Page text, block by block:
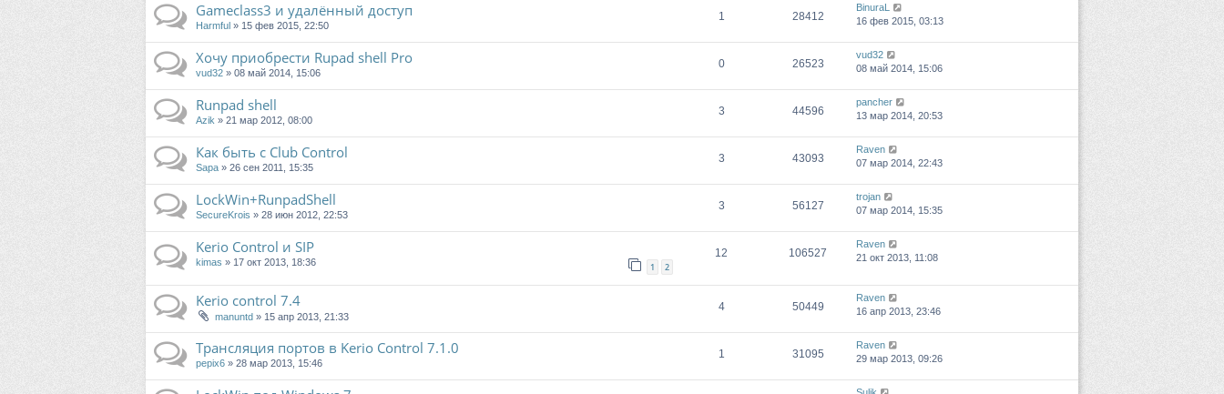
Gameclass3 и удалённый доступ
Harmful » 15 фев 2015, 22:50
1 28412
BinuraL
16 фев 2015, 03:13
Хочу приобрести Rupad shell Pro
vud32 » 08 май 2014, 15:06
0 26523
vud32
08 май 2014, 15:06
Runpad shell
Azik » 21 мар 2012, 08:00
3 44596
pancher
13 мар 2014, 20:53
Как быть с Club Control
Sapa » 26 сен 2011, 15:35
3 43093
Raven
07 мар 2014, 22:43
LockWin+RunpadShell
SecureKrois » 28 июн 2012, 22:53
3 56127
trojan
07 мар 2014, 15:35
Kerio Control и SIP
kimas » 17 окт 2013, 18:36 1 2
12 106527
Raven
21 окт 2013, 11:08
Kerio control 7.4
manuntd » 15 апр 2013, 21:33
4 50449
Raven
16 апр 2013, 23:46
Трансляция портов в Kerio Control 7.1.0
pepix6 » 28 мар 2013, 15:46
1 31095
Raven
29 мар 2013, 09:26
Sulik